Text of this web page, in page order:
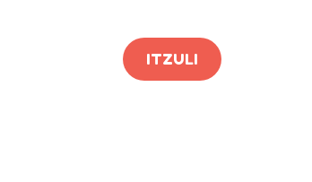
ITZULI